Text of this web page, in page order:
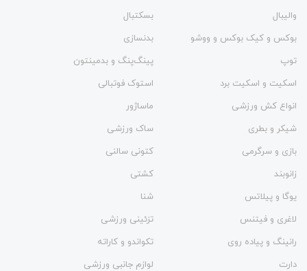
والیبال
بسکتبال
بوکس و کیک بوکس و ووشو
بدنسازی
توپ
پینگ‌پنگ و بدمينتون
اسکیت و اسکیت برد
استوک فوتبالی
انواع کش ورزشی
ماساژور
شیکر و بطری
ساک ورزشی
بازی و سرگرمی
کتونی سالنی
زانوبند
کشتی
یوگا و پیلاتس
شنا
لاغری و فیتنس
تزئینی ورزشی
رانینگ و پیاده روی
تکواندو و کاراته
دارت
لوازم جانبی ورزشی